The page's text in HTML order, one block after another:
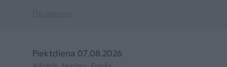
Piektdiena 07.08.2026